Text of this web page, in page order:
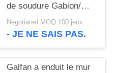
de soudure Gabion/mur
en pierre soudé de
cage
Negotiated MOQ:100 jeux
- JE NE SAIS PAS.
Galfan a enduit le mur